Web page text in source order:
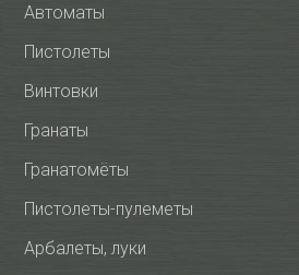
Автоматы
Пистолеты
Винтовки
Гранаты
Гранатомёты
Пистолеты-пулеметы
Арбалеты, луки